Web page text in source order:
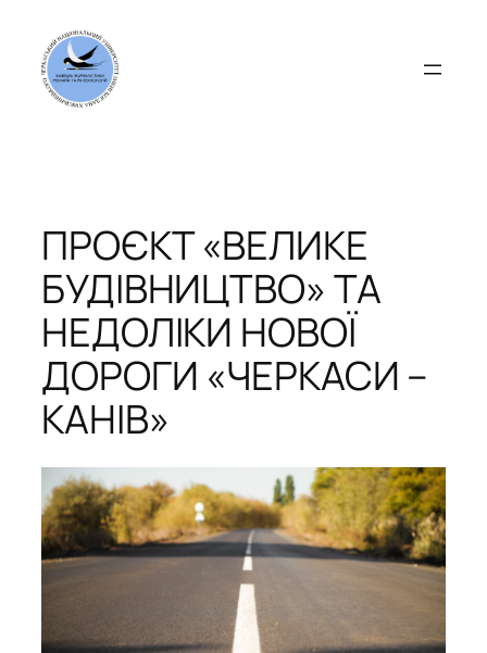
вмісту
ПРОЄКТ «ВЕЛИКЕ
БУДІВНИЦТВО» ТА
НЕДОЛІКИ НОВОЇ
ДОРОГИ «ЧЕРКАСИ –
КАНІВ»